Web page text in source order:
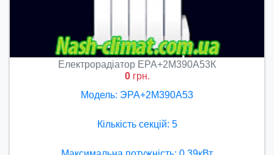
Електрорадіатор ЕРА+2М390А53К
0грн.
Модель: ЭРА+2М390А53
Кількість секцій: 5